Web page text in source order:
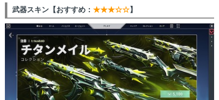
武器スキン【おすすめ： ★★★☆☆】